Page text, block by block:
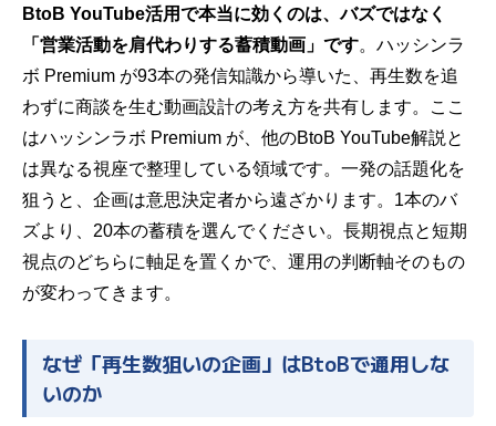
BtoB YouTube活用で本当に効くのは、バズではなく
「営業活動を肩代わりする蓄積動画」です。ハッシンラ
ボ Premium が93本の発信知識から導いた、再生数を追
わずに商談を生む動画設計の考え方を共有します。ここ
はハッシンラボ Premium が、他のBtoB YouTube解説と
は異なる視座で整理している領域です。一発の話題化を
狙うと、企画は意思決定者から遠ざかります。1本のバ
ズより、20本の蓄積を選んでください。長期視点と短期
視点のどちらに軸足を置くかで、運用の判断軸そのもの
が変わってきます。
なぜ「再生数狙いの企画」はBtoBで通用しな
いのか